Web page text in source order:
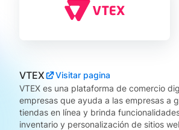
VTEX
Visitar pagina
VTEX es una plataforma de comercio
empresas que ayuda a las empresas a
tiendas en línea y brinda
inventario y personalización de sitios